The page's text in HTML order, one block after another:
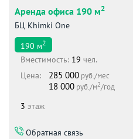
Аренда офиса 190 м2
БЦ Khimki One
190 м2
Вместимоcть: 19 чел.
Цена:
285 000 руб./мес
18 000 руб./м2/год
3 этаж
Обратная связь